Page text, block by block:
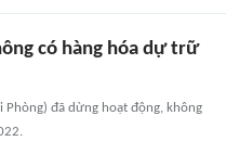
có hàng hóa dự trữ
Phòng) đã dừng hoạt động, không